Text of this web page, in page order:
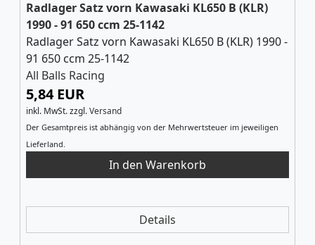
Radlager Satz vorn Kawasaki KL650 B (KLR)
1990 - 91 650 ccm 25-1142
Radlager Satz vorn Kawasaki KL650 B (KLR) 1990 -
91 650 ccm 25-1142
All Balls Racing
5,84 EUR
inkl. MwSt.zzgl.Versand
Der Gesamtpreis ist abhängig von der Mehrwertsteuer im jeweiligen
Lieferland.
Details